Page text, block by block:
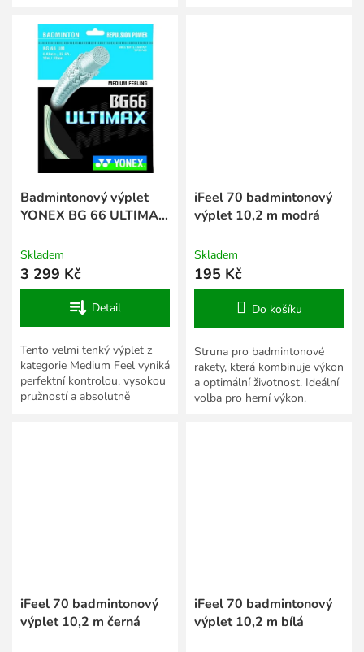
Badmintonový výplet
YONEX BG 66 ULTIMAX
Skladem
3 299 Kč
Detail
Tento velmi tenký výplet z
kategorie Medium Feel vyniká
perfektní kontrolou, vysokou
pružností a absolutně
iFeel 70 badmintonový
výplet 10,2 m modrá
Skladem
195 Kč
Do košíku
Struna pro badmintonové
rakety, která kombinuje výkon
a optimální životnost. Ideální
volba pro herní výkon.
iFeel 70 badmintonový
výplet 10,2 m černá
iFeel 70 badmintonový
výplet 10,2 m bílá